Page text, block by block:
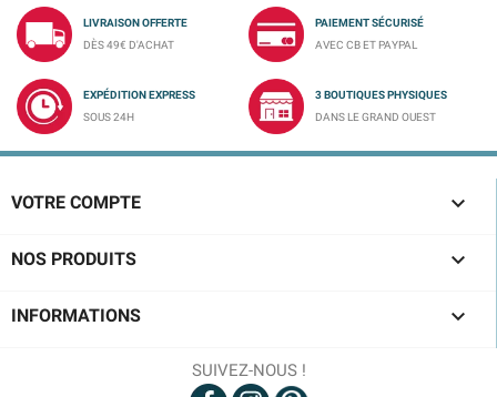
LIVRAISON OFFERTE
DÈS 49€ D'ACHAT
PAIEMENT SÉCURISÉ
AVEC CB ET PAYPAL
EXPÉDITION EXPRESS
SOUS 24H
3 BOUTIQUES PHYSIQUES
DANS LE GRAND OUEST
VOTRE COMPTE 
NOS PRODUITS 
INFORMATIONS 
SUIVEZ-NOUS !